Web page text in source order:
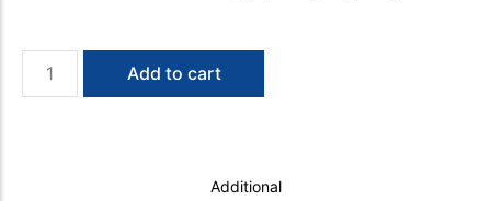
Mein
Yahoodi
Add to cart
Additional